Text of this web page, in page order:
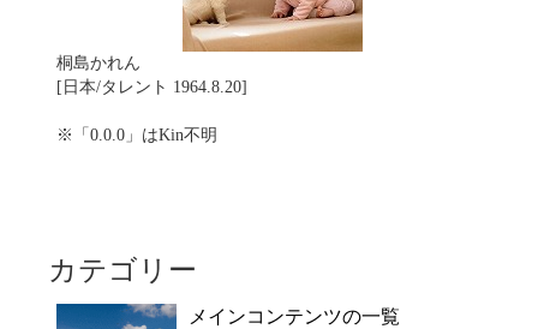
桐島かれん
[日本/タレント 1964.8.20]
※「0.0.0」はKin不明
カテゴリー
メインコンテンツの一覧